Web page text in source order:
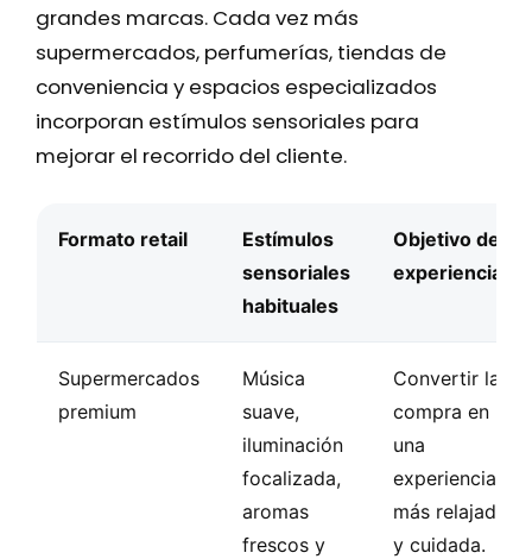
grandes marcas. Cada vez más
supermercados, perfumerías, tiendas de
conveniencia y espacios especializados
incorporan estímulos sensoriales para
mejorar el recorrido del cliente.
Formato retail
Estímulos
sensoriales
habituales
Objetivo de
experiencia
Supermercados
premium
Música
suave,
iluminación
focalizada,
aromas
frescos y
Convertir la
compra en
una
experiencia
más relajada
y cuidada.